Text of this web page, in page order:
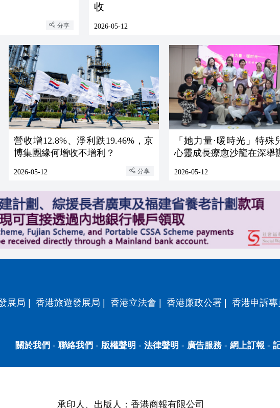
分享
收
2026-05-12
營收增12.8%、淨利跌19.46%，京
博集團緣何增收不增利？
2026-05-12 分享
「她力量·暖時光」特殊
心靈成長療愈沙龍在深舉
2026-05-12
展局 | 香港旅遊發展局 | 香港立法會 | 香港廉政公署 | 香港申訴
關於我們 - 聯絡我們 - 版權聲明 - 法律聲明 - 廣告服務- 網上訂報 -
承印人、出版人：香港商報有限公司